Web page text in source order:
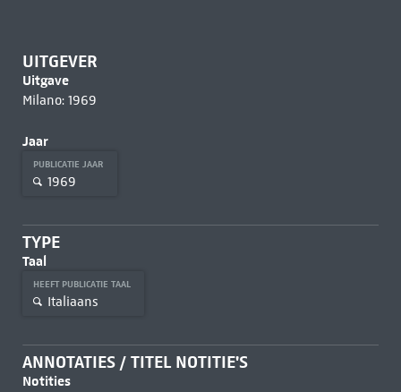
UITGEVER
Uitgave
Milano: 1969
Jaar
PUBLICATIE JAAR
1969
TYPE
Taal
HEEFT PUBLICATIE TAAL
Italiaans
ANNOTATIES / TITEL NOTITIE'S
Notities